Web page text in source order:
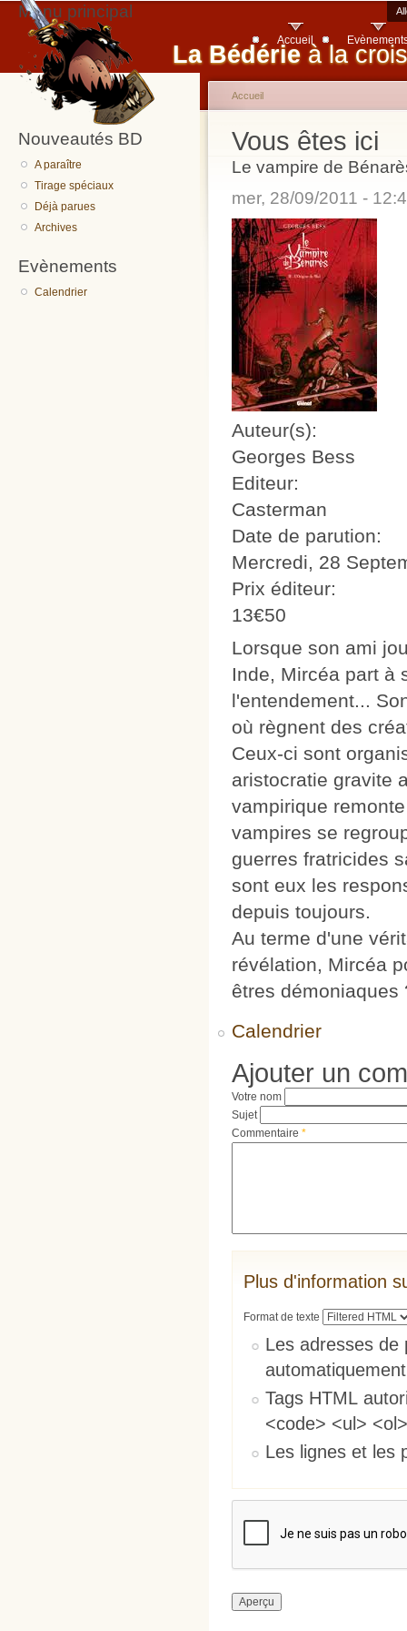
La Bédérie à la
Menu principal
Accueil
Nouveautés BD
A paraître
Tirage spéciaux
Déjà parues
Archives
Evènements
Calendrier
Vous êtes ici
Accueil
Le vampire de
mer, 28/09/2011 -
Auteur(s):
Georges Bess
Editeur:
Casterman
Date de parution:
Mercredi, 28
Prix éditeur:
13€50
Lorsque son ami
Inde, Mircéa part à
l'entendement...
où règnent des
Ceux-ci sont
aristocratie gravite
vampirique
vampires se
guerres fratricides
sont eux les
depuis toujours.
Au terme d'une
révélation, Mircéa
êtres démoniaques
Calendrier
Ajouter un
Votre nom
Sujet
Commentaire *
Plus d'information
Format de texte
Les adresses de
Tags HTML
<code> <ul>
Les lignes et les